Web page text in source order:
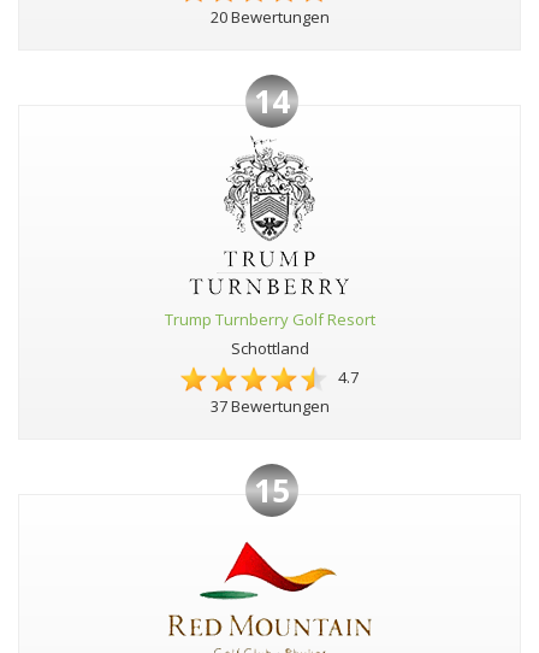
20 Bewertungen
14
Trump Turnberry Golf Resort
Schottland
4.7
37 Bewertungen
15